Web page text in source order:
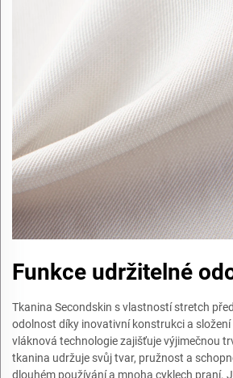
Funkce udržitelné
Tkanina Secondskin s vlastností stretch
odolnost díky inovativní konstrukci a
vláknová technologie zajišťuje výjimečnou
tkanina udržuje svůj tvar, pružnost a
dlouhém používání a mnoha cyklech praní.